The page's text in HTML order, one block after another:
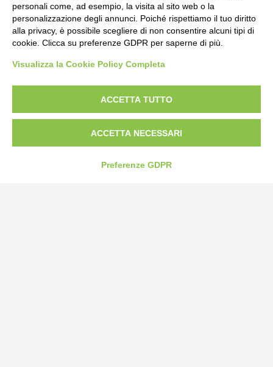
Strada Statale 231 Alba-Bra
Borgo San Martino 44, 12060 Pocapaglia CN
Tel:0172-478161
personali come, ad esempio, la visita al sito web o la
personalizzazione degli annunci. Poiché rispettiamo il tuo diritto
alla privacy, è possibile scegliere di non consentire alcuni tipi di
cookie. Clicca su preferenze GDPR per saperne di più.
Visualizza la Cookie Policy Completa
ACCETTA TUTTO
ACCETTA NECESSARI
Preferenze GDPR